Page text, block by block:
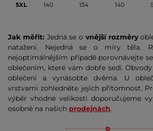
5XL 140 134 140
Jak měřit: Jedná se o vnější rozměry
natažení. Nejedná se o míry těla.
nejoptimálnějším případě porovnávejte
oblečením, které vám dobře sedí.
oblečení a vynásobte dvěma. U
vrstvami zohledněte jejich přítomnost.
výběr vhodné velikosti doporučujeme
osobně na našich prodejnách.